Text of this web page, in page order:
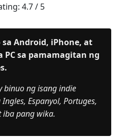
4.7 / 5
Android, iPhone, at
PC sa pamamagitan ng
binuo ng isang indie
Espanyol, Portuges,
iba pang wika.